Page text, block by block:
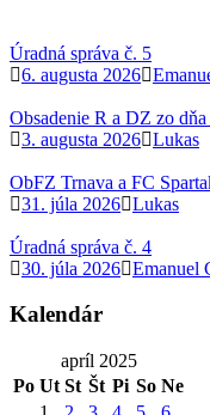
Úradná správa č. 5
6. augusta 2026
Obsadenie R a DZ zo
3. augusta 2026 Lukas
ObFZ Trnava a FC
31. júla 2026 Lukas
Úradná správa č. 4
30. júla 2026 Emanuel
Kalendár
apríl 2025
Po Ut St Št Pi So Ne